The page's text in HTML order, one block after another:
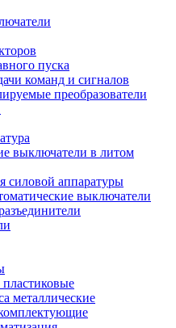
пуска
команд и сигналов
преобразователи
выключатели в литом
силовой аппаратуры
выключатели
металлические